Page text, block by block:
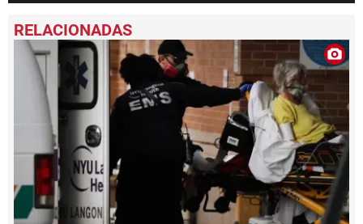
seconds
of
minutes,
seconds